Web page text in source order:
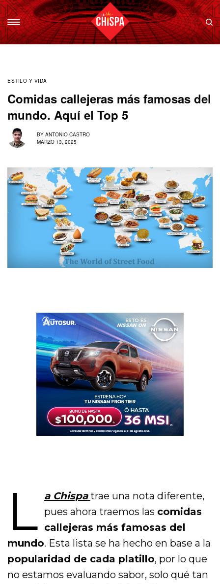
ESTILO Y VIDA
Comidas callejeras más famosas del
mundo. Aquí el Top 5
BY ANTONIO CASTRO
MARZO 13, 2025
L a Chispa trae una nota diferente,
pues ahora traemos las comidas
callejeras más famosas del
mundo. Esta lista se ha hecho en base a la
popularidad de cada platillo, por lo que
no estamos evaluando sabor, solo qué tan